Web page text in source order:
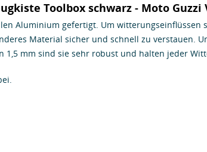
Toolbox schwarz - Moto Guzzi
Aluminium gefertigt. Um
Material sicher und schnell zu verstauen.
mm sind sie sehr robust und halten jeder